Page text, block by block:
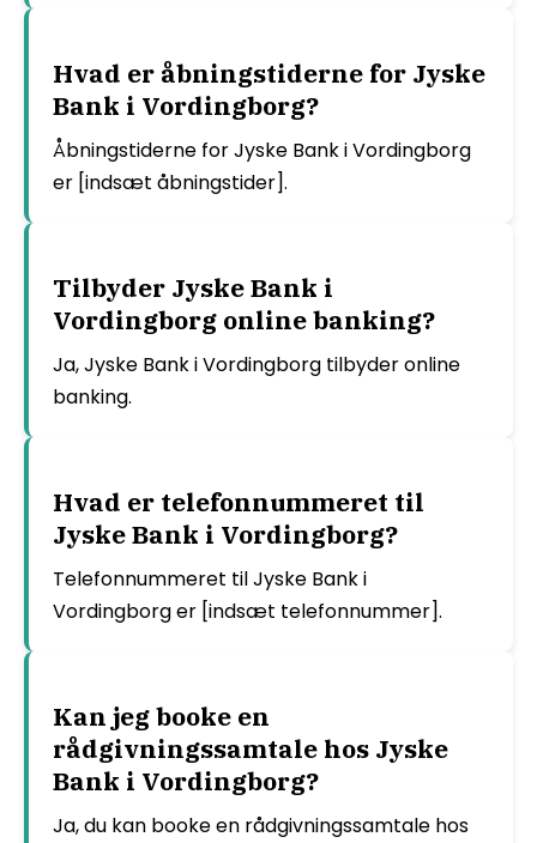
Hvad er åbningstiderne for Jyske
Bank i Vordingborg?
Åbningstiderne for Jyske Bank i Vordingborg
er [indsæt åbningstider].
Tilbyder Jyske Bank i
Vordingborg online banking?
Ja, Jyske Bank i Vordingborg tilbyder online
banking.
Hvad er telefonnummeret til
Jyske Bank i Vordingborg?
Telefonnummeret til Jyske Bank i
Vordingborg er [indsæt telefonnummer].
Kan jeg booke en
rådgivningssamtale hos Jyske
Bank i Vordingborg?
Ja, du kan booke en rådgivningssamtale hos